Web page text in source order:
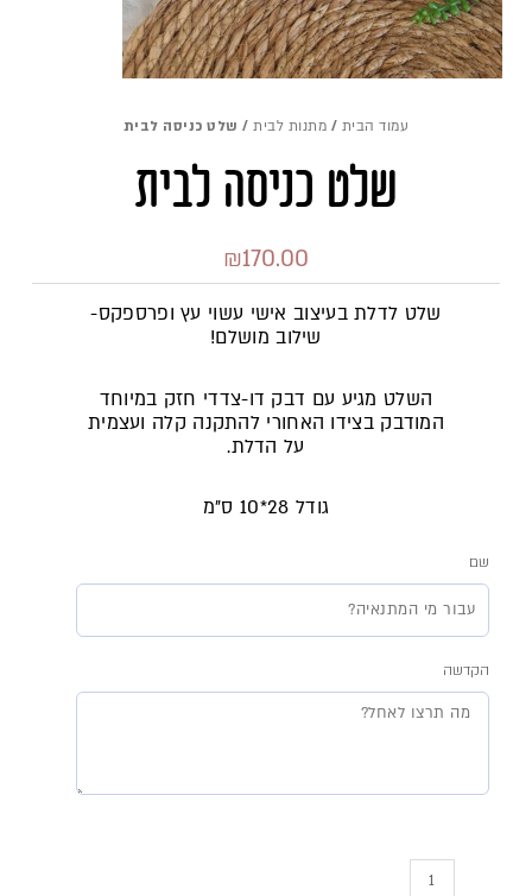
עמוד הבית / מתנות לבית/ שלט כניסה לבית
שלט כניסה לבית
₪170.00
שלט לדלת בעיצוב אישי עשוי עץ ופרספקס-
שילוב מושלם!
השלט מגיע עם דבק דו-צדדי חזק במיוחד
המודבק בצידו האחורי להתקנה קלה ועצמית
על הדלת.
גודל 28*10 ס"מ
שם
הקדשה
כמות
של
שלט
כניסה